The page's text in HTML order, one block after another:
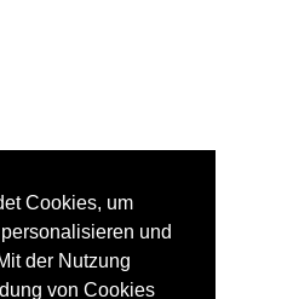
Cookies, um
und
der Nutzung
von Cookies